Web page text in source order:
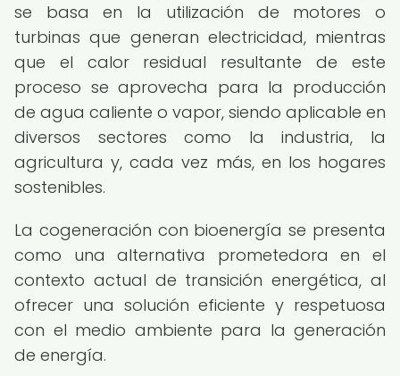
se basa en la utilización de motores o
turbinas que generan electricidad, mientras
que el calor residual resultante de este
proceso se aprovecha para la producción
de agua caliente o vapor, siendo aplicable en
diversos sectores como la industria, la
agricultura y, cada vez más, en los hogares
sostenibles.
La cogeneración con bioenergía se presenta
como una alternativa prometedora en el
contexto actual de transición energética, al
ofrecer una solución eficiente y respetuosa
con el medio ambiente para la generación
de energía.